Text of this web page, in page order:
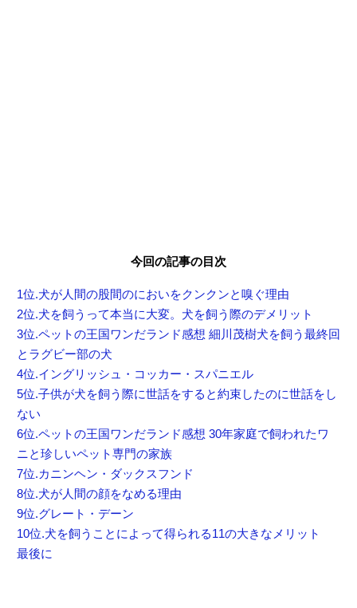
今回の記事の目次
1位.犬が人間の股間のにおいをクンクンと嗅ぐ理由
2位.犬を飼うって本当に大変。犬を飼う際のデメリット
3位.ペットの王国ワンだランド感想 細川茂樹犬を飼う最終回
とラグビー部の犬
4位.イングリッシュ・コッカー・スパニエル
5位.子供が犬を飼う際に世話をすると約束したのに世話をし
ない
6位.ペットの王国ワンだランド感想 30年家庭で飼われたワ
ニと珍しいペット専門の家族
7位.カニンヘン・ダックスフンド
8位.犬が人間の顔をなめる理由
9位.グレート・デーン
10位.犬を飼うことによって得られる11の大きなメリット
最後に